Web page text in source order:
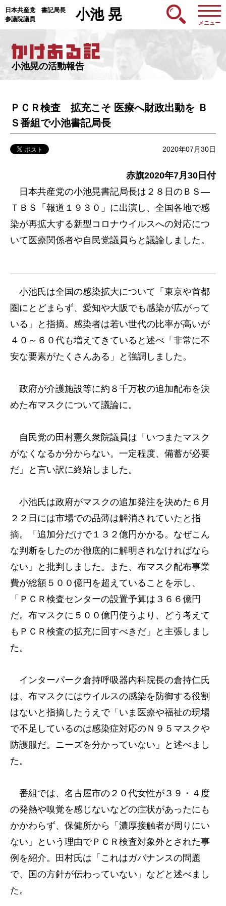
日本共産党 書記局長
参議院議員
小池 晃
メニュー
小池晃の活動報告
ＰＣＲ検査 拡充こそ 医療へ財政出動を Ｂ
Ｓ番組で小池書記局長
2020年07月30日
赤旗2020年7月30日付
日本共産党の小池晃書記局長は２８日のＢＳ―
ＴＢＳ「報道１９３０」に出演し、全国各地で感
染が再拡大する新型コロナウイルスへの対応につ
いて医療関係者や自民党議員らと議論しました。
小池氏は全国の感染拡大について「東京や首都
圏にとどまらず、愛知や大阪でも感染が広がって
いる」と指摘。感染者は若い世代の比率が高いが
４０～６０代も増えてきていると述べ「非常に不
安な要素がたくさんある」と強調しました。
政府が介護施設等に約８千万枚の追加配布を決
めた布マスクについて議論に。
自民党の田村憲久衆院議員は「いつまたマスク
がなくなるか分からない。一定程度、備蓄が必要
だ」と言い訳に終始しました。
小池氏は政府がマスクの追加発注を決めた６月
２２日には市場での品薄は解消されていたと指
摘。「追加分だけで１３２億円かかる。なぜこん
な判断をしたのか徹底的に解明されなければなら
ない」と批判しました。また、布マスク配布事業
費が総額５００億円を超えていることを示し、
「ＰＣＲ検査センターの設置予算は３６６億円
だ。布マスクに５００億円使うより、どう考えて
もＰＣＲ検査の拡充に回すべきだ」と主張しまし
た。
インターパーク倉持呼吸器内科院長の倉持仁氏
は、布マスクにはウイルスの感染を防御する役割
はないと指摘したうえで「いま医療や福祉の現場
で不足しているのは感染症対応のＮ９５マスクや
防護服だ。ニーズを分かっていない」と述べまし
た。
番組では、名古屋市の２０代女性が３９・４度
の発熱や嗅覚を感じないなどの症状があったにも
かかわらず、保健所から「濃厚接触者が周りにい
ない」という理由でＰＣＲ検査対象外とされた事
例を紹介。田村氏は「これはガバナンスの問題
で、国の方針が伝わっていない」などと述べまし
た。